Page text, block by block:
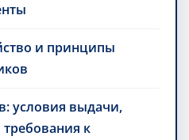
и принципы
условия выдачи,
к